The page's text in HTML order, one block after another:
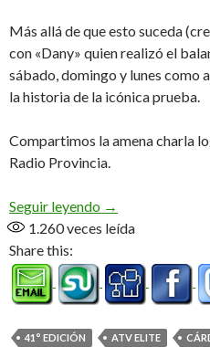
Más allá de que esto suceda
con «Dany» quien realizó el
sábado, domingo y lunes como
la historia de la icónica prueba.
Compartimos la amena charla
Radio Provincia.
Seguir leyendo Ganó «El
→
1.260veces leída
Share this:
41° EDICIÓN ATV ELITE